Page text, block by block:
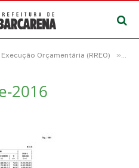
Orçamentária (RREO) »
2016